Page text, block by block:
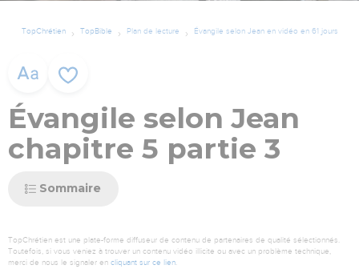
TopChrétien TopBible Plan de lecture Évangile selon Jean en vidéo en 61 jours
Évangile selon Jean
chapitre 5 partie 3
Sommaire
TopChrétien est une plate-forme diffuseur de contenu de partenaires de qualité sélectionnés.
Toutefois, si vous veniez à trouver un contenu vidéo illicite ou avec un problème technique,
merci de nous le signaler en cliquant sur ce lien